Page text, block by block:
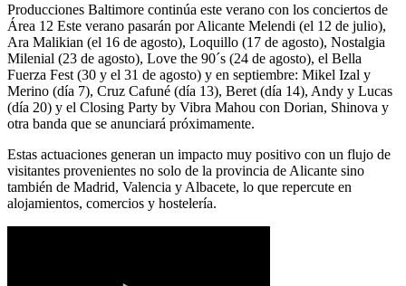
Producciones Baltimore continúa este verano con los conciertos de
Área 12 Este verano pasarán por Alicante Melendi (el 12 de julio),
Ara Malikian (el 16 de agosto), Loquillo (17 de agosto), Nostalgia
Milenial (23 de agosto), Love the 90´s (24 de agosto), el Bella
Fuerza Fest (30 y el 31 de agosto) y en septiembre: Mikel Izal y
Merino (día 7), Cruz Cafuné (día 13), Beret (día 14), Andy y Lucas
(día 20) y el Closing Party by Vibra Mahou con Dorian, Shinova y
otra banda que se anunciará próximamente.
Estas actuaciones generan un impacto muy positivo con un flujo de
visitantes provenientes no solo de la provincia de Alicante sino
también de Madrid, Valencia y Albacete, lo que repercute en
alojamientos, comercios y hostelería.